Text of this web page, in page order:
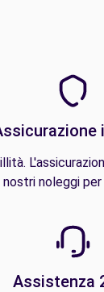
noleggi
Assistenza